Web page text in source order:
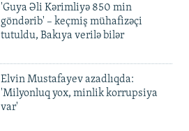
'Guya Əli Kərimliyə 850 min
göndərib' – keçmiş mühafizəçi
tutuldu, Bakıya verilə bilər
Elvin Mustafayev azadlıqda:
'Milyonluq yox, minlik korrupsiya
var'